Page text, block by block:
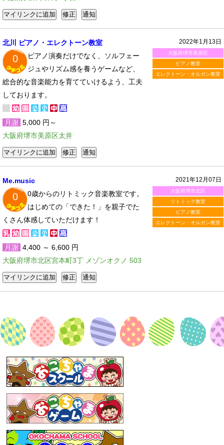
2022年1月13日
大阪府堺市美原区
ピアノ教室
エレクトーン・オルガン教室
北川 ピアノ・エレクトーン教室
0
ピアノ演奏だけでなく、ソルフェー
ジュやリズム感を養うゲームなど、
総合的な音楽能力を育てていけるよう、工夫
しております。
月謝 5,000 円～
大阪府堺市美原区太井
2021年12月07日
大阪府堺市北区
リトミック教室
ピアノ教室
エレクトーン・オルガン教室
Me.music
0
0歳からのリトミック音楽教室です。
はじめての「できた！」を親子でた
くさん体感していただけます！
月謝 4,400 ～ 6,600 円
大阪府堺市北区宮本町3丁 メゾンオクノ 503